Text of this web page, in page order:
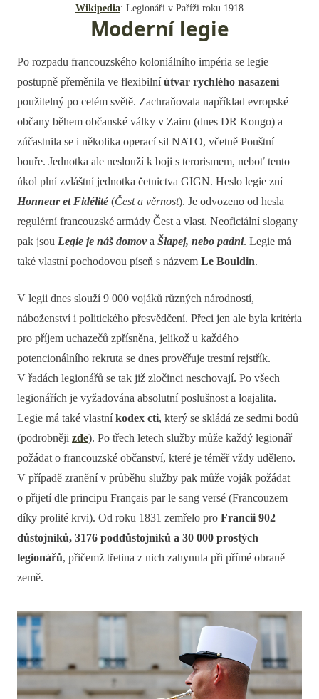
Wikipedia: Legionáři v Paříži roku 1918
Moderní legie
Po rozpadu francouzského koloniálního impéria se legie
postupně přeměnila ve flexibilníútvar rychlého nasazení
použitelný po celém světě. Zachraňovala například evropské
občany během občanské války v Zairu (dnes DR Kongo) a
zúčastnila se i několika operací sil NATO, včetně Pouštní
bouře. Jednotka ale neslouží k boji s terorismem, neboť tento
úkol plní zvláštní jednotka četnictva GIGN. Heslo legie zní
Honneur et Fidélité(Čest a věrnost). Je odvozeno od hesla
regulérní francouzské armády Čest a vlast. Neoficiální slogany
pak jsou Legie je náš domova Šlapej, nebo padni. Legie má
také vlastní pochodovou píseň s názvem Le Bouldin.
V legii dnes slouží 9 000 vojáků různých národností,
náboženství i politického přesvědčení. Přeci jen ale byla kritéria
pro příjem uchazečů zpřísněna, jelikož u každého
potencionálního rekruta se dnes prověřuje trestní rejstřík.
V řadách legionářů se tak již zločinci neschovají. Po všech
legionářích je vyžadována absolutní poslušnost a loajalita.
Legie má také vlastníkodex cti, který se skládá ze sedmi bodů
(podrobněji zde). Po třech letech služby může každý legionář
požádat o francouzské občanství, které je téměř vždy uděleno.
V případě zranění v průběhu služby pak může voják požádat
o přijetí dle principu Français par le sang versé (Francouzem
díky prolité krvi). Od roku 1831 zemřelo pro Francii 902
důstojníků, 3176 poddůstojníků a 30 000 prostých
legionářů, přičemž třetina z nich zahynula při přímé obraně
země.